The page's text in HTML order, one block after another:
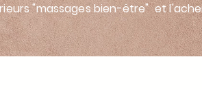
"massages bien-être" et